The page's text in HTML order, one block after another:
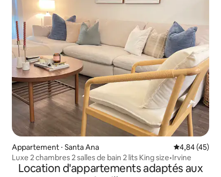
Appartement ⋅ Santa Ana Évaluation
4,84 (45)
Luxe 2 chambres 2 salles de bain 2 lits King size•Irvine
Location d'appartements adaptés aux